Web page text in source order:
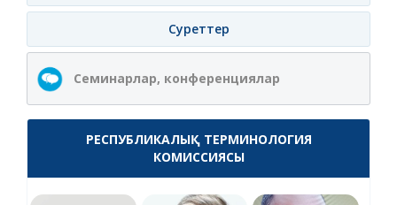
Суреттер
Семинарлар, конференциялар
РЕСПУБЛИКАЛЫҚ ТЕРМИНОЛОГИЯ
КОМИССИЯСЫ